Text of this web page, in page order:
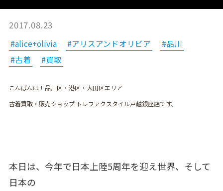
2017.08.23
#alice+olivia #アリスアンドオリビア
#品川
#古着
#買取
こんばんは！品川区・港区・大田区エリア
古着買取・販売ショップ トレファクスタイル戸越銀座店です。
本日は、今年で日本上陸5周年を迎え世界、そして
日本の